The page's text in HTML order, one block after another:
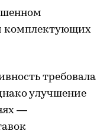
комплектующих
требовала
улучшение
—